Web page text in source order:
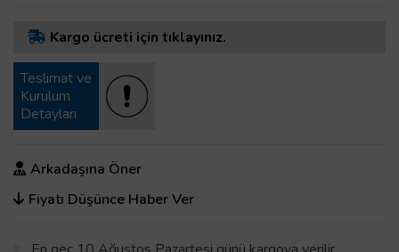
Kargo ücreti için tıklayınız.
Teslimat ve
Kurulum
Detayları
Arkadaşına Öner
Fiyatı Düşünce Haber Ver